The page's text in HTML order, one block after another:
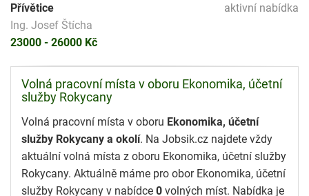
aktivní nabídka
Přívětice
Ing. Josef Štícha
23000 - 26000 Kč
Volná pracovní místa v oboru Ekonomika, účetní
služby Rokycany
Volná pracovní místa v oboru Ekonomika, účetní
služby Rokycany a okolí. Na Jobsik.cz najdete vždy
aktuální volná místa z oboru Ekonomika, účetní služby
Rokycany. Aktuálně máme pro obor Ekonomika, účetní
služby Rokycany v nabídce 0 volných míst. Nabídka je